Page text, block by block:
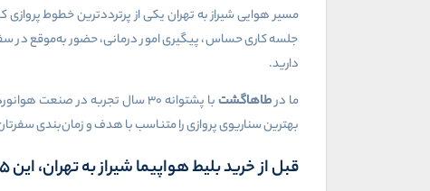
مسیر هوایی شیراز به تهران یکی از پرترددترین خطوط
جلسه کاری حساس، پیگیری امور درمانی، حضور به‌موقع در
دارید.
ما درطاهاگشتبا پشتوانه ۳۰ سال تجربه در صنعت هوانوردی، در کنار شما هستیم تا این مسیر را با بالاترین سطح اطمینان طی کنید. پیش از آنکه وجهی پرداخت کنید، از طریق
بهترین سناریوی پروازی را متناسب با هدف و زمان‌بندی
قبل از خرید بلیط هواپیما شیراز به تهران، این ۵ تصمیم را روشن کنید